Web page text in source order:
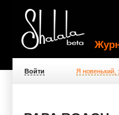
Войти Я новенький,